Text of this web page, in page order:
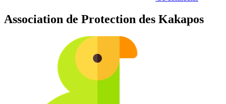
Association de Protection des Kakapos